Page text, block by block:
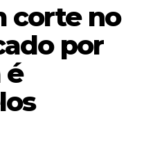
corte no
por
é